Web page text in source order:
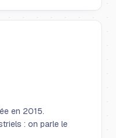
en 2015.
: on parle le